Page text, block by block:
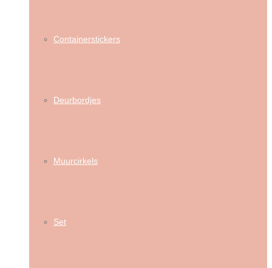
Containerstickers
Deurbordjes
Muurcirkels
Set